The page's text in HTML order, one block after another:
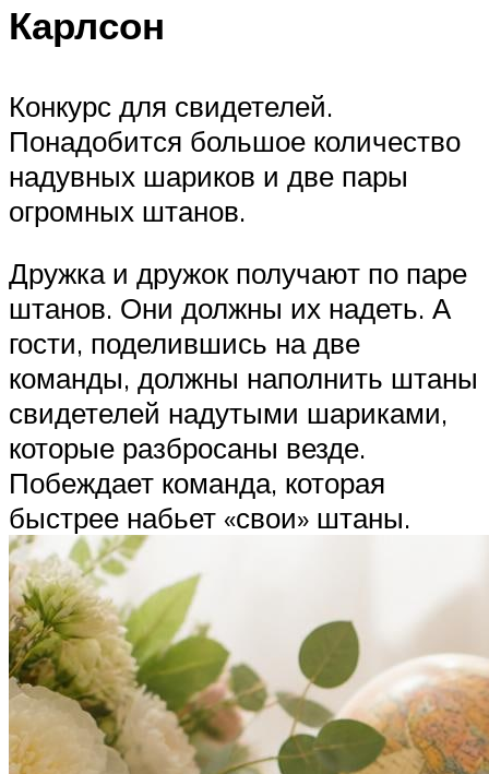
Карлсон
Конкурс для свидетелей.
Понадобится большое количество
надувных шариков и две пары
огромных штанов.
Дружка и дружок получают по паре
штанов. Они должны их надеть. А
гости, поделившись на две
команды, должны наполнить штаны
свидетелей надутыми шариками,
которые разбросаны везде.
Побеждает команда, которая
быстрее набьет «свои» штаны.